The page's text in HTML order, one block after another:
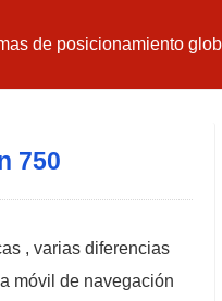
de posicionamiento
750
, varias diferencias
móvil de navegación